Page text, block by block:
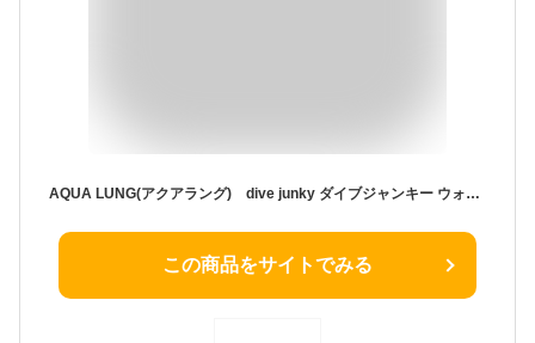
AQUA LUNG(アクアラング) dive junky ダイブジャンキー ウォータープルーフバッグ ショルダーベルト付き WATER PROOF BAG 防水バッグ ダイビング スノーケリング 海水浴 プール マリンバック フレンチブルドック
この商品をサイトでみる